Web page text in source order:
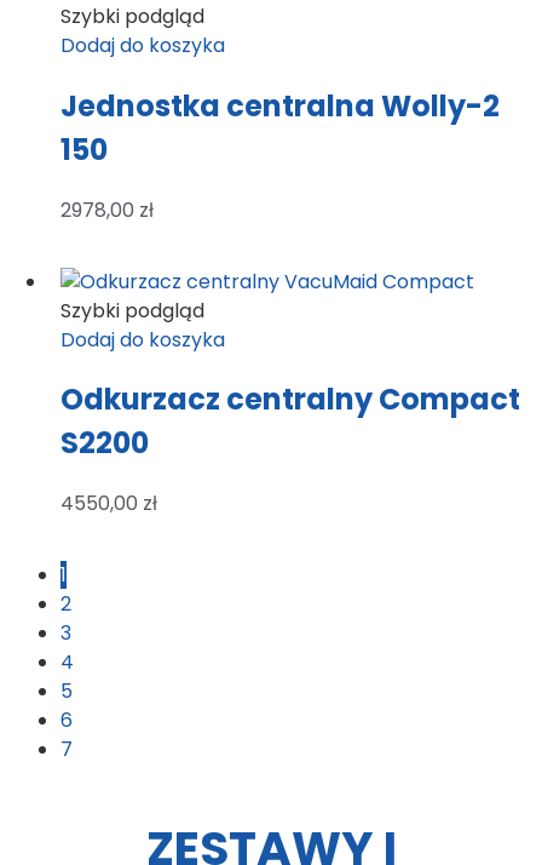
Szybki podgląd
Dodaj do koszyka
Jednostka centralna Wolly-2
150
2978,00 zł
Szybki podgląd
Dodaj do koszyka
Odkurzacz centralny Compact
S2200
4550,00 zł
1
2
3
4
5
6
7
ZESTAWY I